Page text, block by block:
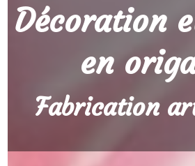
Décoration
en
Fabrication